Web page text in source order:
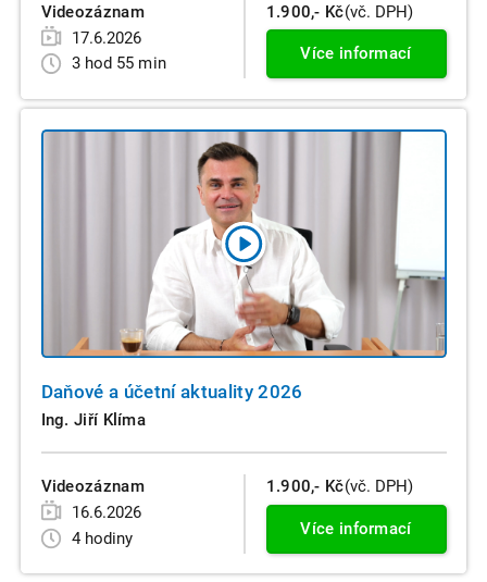
Videozáznam
17.6.2026
3 hod 55 min
1.900,- Kč(vč. DPH)
Více informací
Daňové a účetní aktuality 2026
Ing. Jiří Klíma
Videozáznam
16.6.2026
4 hodiny
1.900,- Kč(vč. DPH)
Více informací